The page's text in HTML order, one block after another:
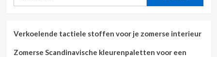
Verkoelende tactiele stoffen voor je zomerse interieur
Zomerse Scandinavische kleurenpaletten voor een